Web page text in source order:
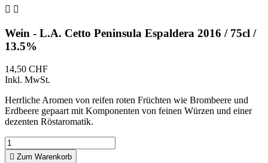
 
Wein - L.A. Cetto Peninsula Espaldera 2016 / 75cl /
13.5%
14,50 CHF
Inkl. MwSt.
Herrliche Aromen von reifen roten Früchten wie Brombeere und
Erdbeere gepaart mit Komponenten von feinen Würzen und einer
dezenten Röstaromatik.
 Zum Warenkorb